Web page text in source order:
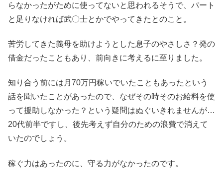
らなかったがために使ってないと思われるそうで、パート
と足りなければ武〇士とかでやってきたとのこと。
苦労してきた義母を助けようとした息子のやさしさ？発の
借金だったこともあり、前向きに考えるに至りました。
知り合う前には月70万円稼いでいたこともあったという
話を聞いたことがあったので、なぜその時そのお給料を使
って援助しなかった？という疑問はぬぐいきれませんが…
20代前半ですし、後先考えず自分のための浪費で消えて
いたのでしょう。
稼ぐ力はあったのに、守る力がなかったのです。